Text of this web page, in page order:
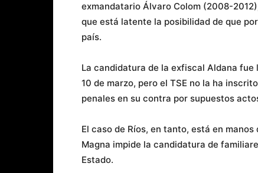
exmandatario Álvaro Colom (2008-
que está latente la posibilidad de que
país.
La candidatura de la exfiscal Aldana
10 de marzo, pero el TSE no la ha
penales en su contra por supuestos
El caso de Ríos, en tanto, está en
Magna impide la candidatura de
Estado.